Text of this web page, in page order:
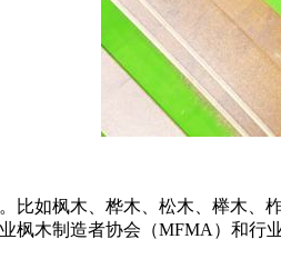
比如枫木、桦木、松木、榉木
枫木制造者协会（MFMA）和行